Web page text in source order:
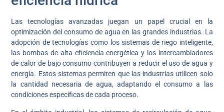
Las tecnologías avanzadas juegan un papel crucial en la
optimización del consumo de agua en las grandes industrias. La
adopción de tecnologías como los sistemas de riego inteligente,
las bombas de alta eficiencia energética y los intercambiadores
de calor de bajo consumo contribuyen a reducir el uso de agua y
energía. Estos sistemas permiten que las industrias utilicen solo
la cantidad necesaria de agua, adaptando el consumo a las
condiciones específicas de cada proceso.